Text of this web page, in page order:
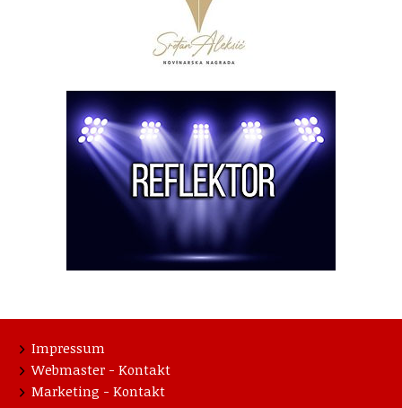
Impressum
Webmaster - Kontakt
Marketing - Kontakt